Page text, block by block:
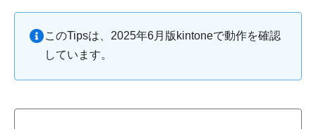
このTipsは、2025年6月版kintoneで動作を確認
しています。